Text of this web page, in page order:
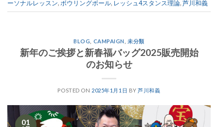
ーソナルレッスン, ボウリングボール, レッシュ4スタンス理論,芦川和義
BLOG CAMPAIGN ,未分類
新年のご挨拶と新春福バッグ2025販売開始
のお知らせ
POSTED ON 2025年1月1日 BY芦川和義
01